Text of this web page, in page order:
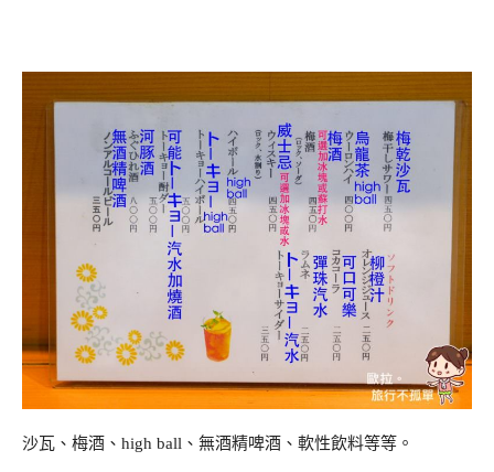
沙瓦、梅酒、high ball、無酒精啤酒、軟性飲料等等。